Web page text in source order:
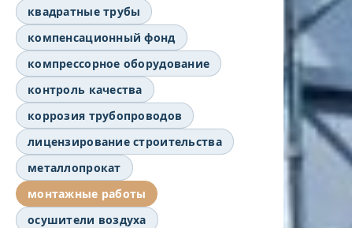
квадратные трубы
компенсационный фонд
компрессорное оборудование
контроль качества
коррозия трубопроводов
лицензирование строительства
металлопрокат
монтажные работы
осушители воздуха